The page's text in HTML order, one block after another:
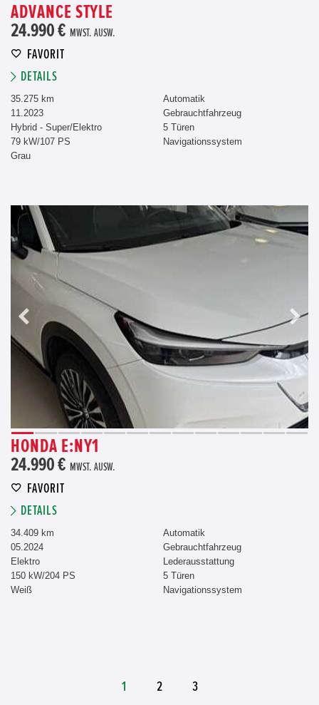
ADVANCE STYLE
24.990 € MWST. AUSW.
FAVORIT
DETAILS
35.275 km
11.2023
Hybrid - Super/Elektro
79 kW/107 PS
Grau
Automatik
Gebrauchtfahrzeug
5 Türen
Navigationssystem
HONDA E:NY1
24.990 € MWST. AUSW.
FAVORIT
DETAILS
34.409 km
05.2024
Elektro
150 kW/204 PS
Weiß
Automatik
Gebrauchtfahrzeug
Lederausstattung
5 Türen
Navigationssystem
1 2 3